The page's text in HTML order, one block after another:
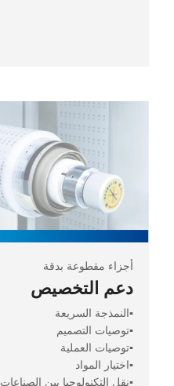
أجزاء مقطوعة بدقة
دعم التخصيص
▪️النمذجة السريعة
▪️توصيات التصميم
▪️توصيات العملية
▪️اختيار المواد
▪️نقل التكنولوجيا بين الصناعات